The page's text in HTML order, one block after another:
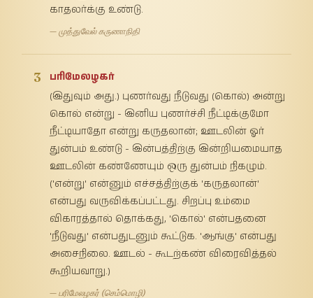
காதலர்க்கு உண்டு.
— முத்துவேல் கருணாநிதி
3
பரிமேலழகர்
(இதுவும் அது.) புணர்வது நீடுவது (கொல்) அன்று
கொல் என்று - இனிய புணர்ச்சி நீட்டிக்குமோ
நீட்டியாதோ என்று கருதலான்; ஊடலின் ஓர்
துன்பம் உண்டு - இன்பத்திற்கு இன்றியமையாத
ஊடலின் கண்ணேயும் ஒரு துன்பம் நிகழும்.
('என்று' என்னும் எச்சத்திற்குக் 'கருதலான்'
என்பது வருவிக்கப்பட்டது. சிறப்பு உம்மை
விகாரத்தால் தொக்கது, 'கொல்' என்பதனை
'நீடுவது' என்பதுடனும் கூட்டுக. 'ஆங்கு' என்பது
அசைநிலை. ஊடல் - கூடற்கண் விரைவித்தல்
கூறியவாறு.)
— பரிமேலழகர் (செம்மொழி)